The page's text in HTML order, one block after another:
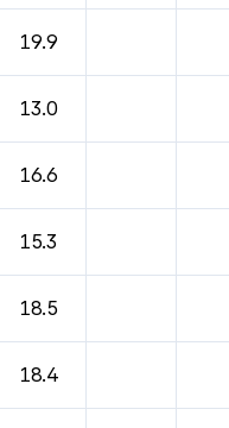
19.9
13.0
16.6
15.3
18.5
18.4